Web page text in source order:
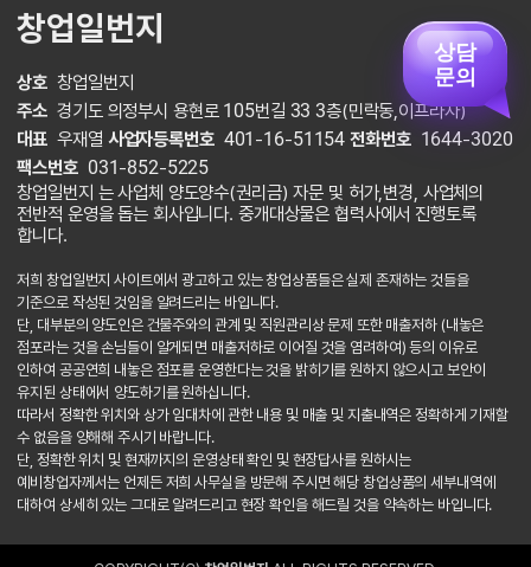
창업일번지
상호 창업일번지
주소 경기도 의정부시 용현로 105번길 33 3층(민락동,이프라자)
대표 우재열 사업자등록번호 401-16-51154 전화번호 1644-3020
팩스번호 031-852-5225
창업일번지 는 사업체 양도양수(권리금) 자문 및 허가,변경, 사업체의
전반적 운영을 돕는 회사입니다. 중개대상물은 협력사에서 진행토록
합니다.
저희 창업일번지 사이트에서 광고하고 있는 창업상품들은 실제 존재하는 것들을
기준으로 작성된 것임을 알려드리는 바입니다.
단, 대부분의 양도인은 건물주와의 관계 및 직원관리상 문제 또한 매출저하 (내놓은
점포라는 것을 손님들이 알게되면 매출저하로 이어질 것을 염려하여) 등의 이유로
인하여 공공연희 내놓은 점포를 운영한다는 것을 밝히기를 원하지 않으시고 보안이
유지된 상태에서 양도하기를 원하십니다.
따라서 정확한 위치와 상가 임대차에 관한 내용 및 매출 및 지출내역은 정확하게 기재할
수 없음을 양해해 주시기 바랍니다.
단, 정확한 위치 및 현재까지의 운영상태 확인 및 현장답사를 원하시는
예비창업자께서는 언제든 저희 사무실을 방문해 주시면 해당 창업상품의 세부내역에
대하여 상세히 있는 그대로 알려드리고 현장 확인을 해드릴 것을 약속하는 바입니다.
상담
문의